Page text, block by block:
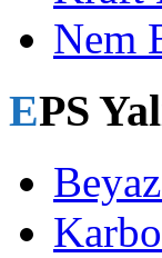
Nem
EPS